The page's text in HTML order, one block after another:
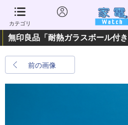
カテゴリ
無印良品「耐熱ガラスボール付き
前の画像